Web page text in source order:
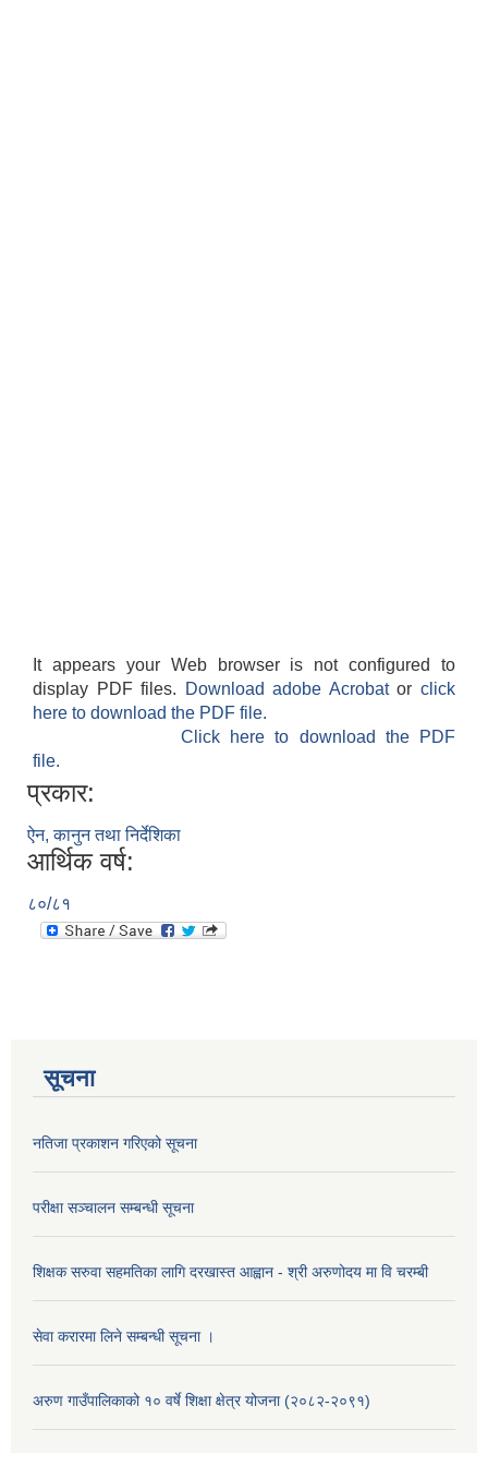
It appears your Web browser is not configured to
display PDF files.
Download adobe Acrobatorclick
here to download the PDF file.
Click here to download the PDF
file.
प्रकार:
ऐन, कानुन तथा निर्देशिका
आर्थिक वर्ष:
८०/८१
सूचना
नतिजा प्रकाशन गरिएको सूचना
परीक्षा सञ्चालन सम्बन्धी सूचना
शिक्षक सरुवा सहमतिका लागि दरखास्त आह्वान - श्री अरुणोदय मा वि चरम्बी
सेवा करारमा लिने सम्बन्धी सूचना ।
अरुण गाउँपालिकाको १० वर्षे शिक्षा क्षेत्र योजना (२०८२-२०९१)